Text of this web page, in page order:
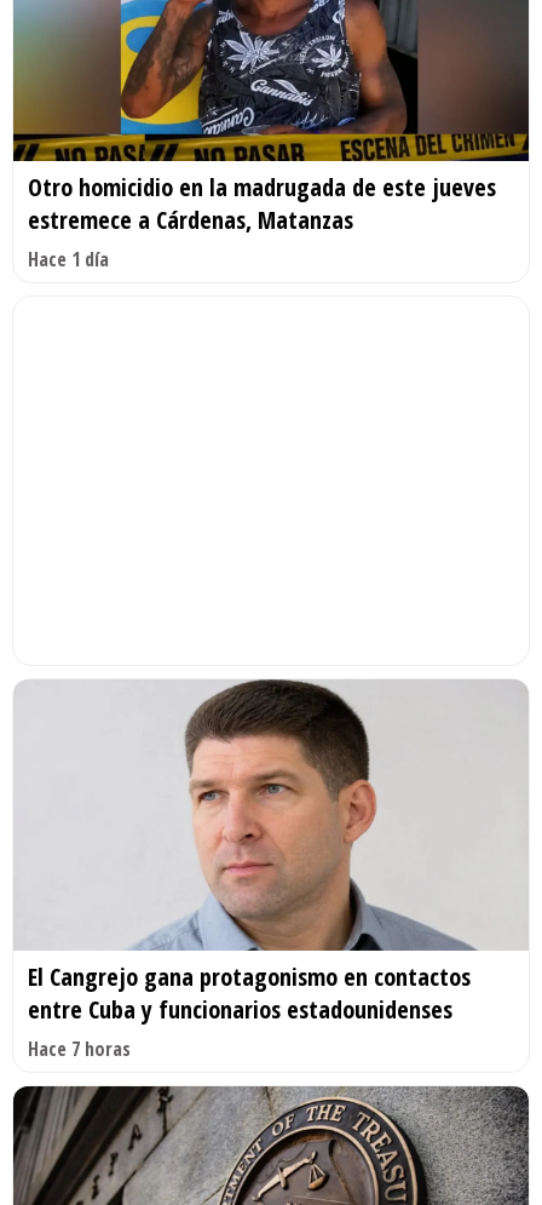
Otro homicidio en la madrugada de este jueves
estremece a Cárdenas, Matanzas
Hace 1 día
El Cangrejo gana protagonismo en contactos
entre Cuba y funcionarios estadounidenses
Hace 7 horas